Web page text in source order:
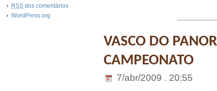
RSS dos comentários
WordPress.org
VASCO DO
CAMPEONATO
7/abr/2009 . 20:55